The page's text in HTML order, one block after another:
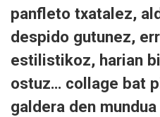
panfleto txatalez,
despido gutunez,
estilistikoz, harian
ostuz… collage bat
galdera den